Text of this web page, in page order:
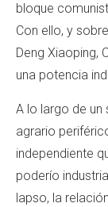
bloque
Con ello, y
Deng Xiaoping,
una potencia
A lo largo de un
agrario
independiente
poderío
lapso, la